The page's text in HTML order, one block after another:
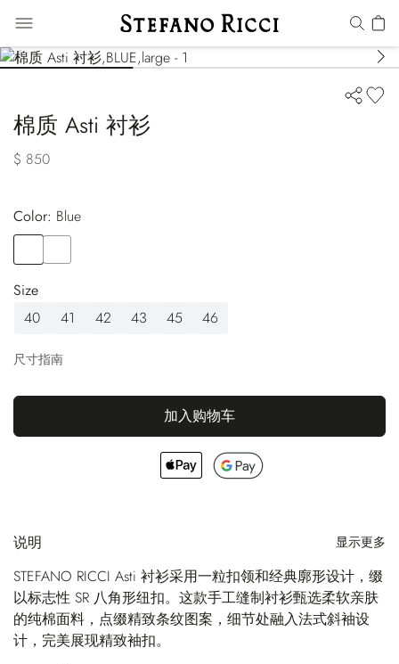
棉质 Asti 衬衫
$ 850
Color:
blue
Size
40
41 42 43 45 46
尺寸指南
加入购物车
说明 显示更多
STEFANO RICCI Asti 衬衫采用一粒扣领和经典廓形设计，缀
以标志性 SR 八角形纽扣。这款手工缝制衬衫甄选柔软亲肤
的纯棉面料，点缀精致条纹图案，细节处融入法式斜袖设
计，完美展现精致袖扣。